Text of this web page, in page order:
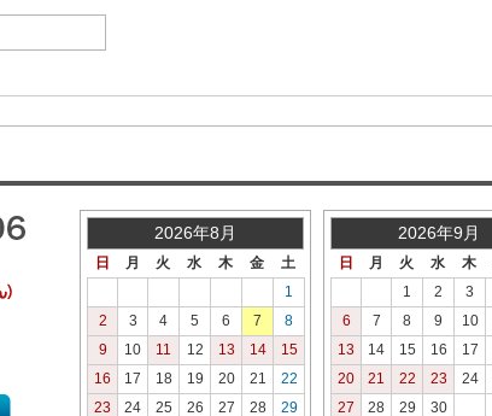
2026年8月
日 月 火 水 木 金
土
1
2
3 4 5 6 7
8
9
10 11 12 13 14
15
16
17 18 19 20 21
22
23
24 25 26 27 28
29
2026年9月
日 月 火 水 木
1
2 3
6
7 8 9 10
13
14 15 16 17
20
21 22 23 24
27
28 29 30